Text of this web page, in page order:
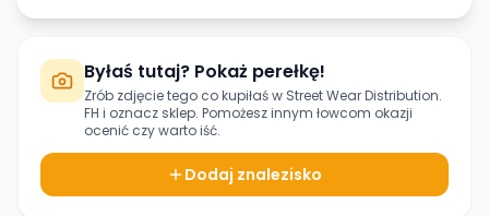
Byłaś tutaj? Pokaż perełkę!
Zrób zdjęcie tego co kupiłaś w Street Wear Distribution.
FH i oznacz sklep. Pomożesz innym łowcom okazji
ocenić czy warto iść.
Dodaj znalezisko